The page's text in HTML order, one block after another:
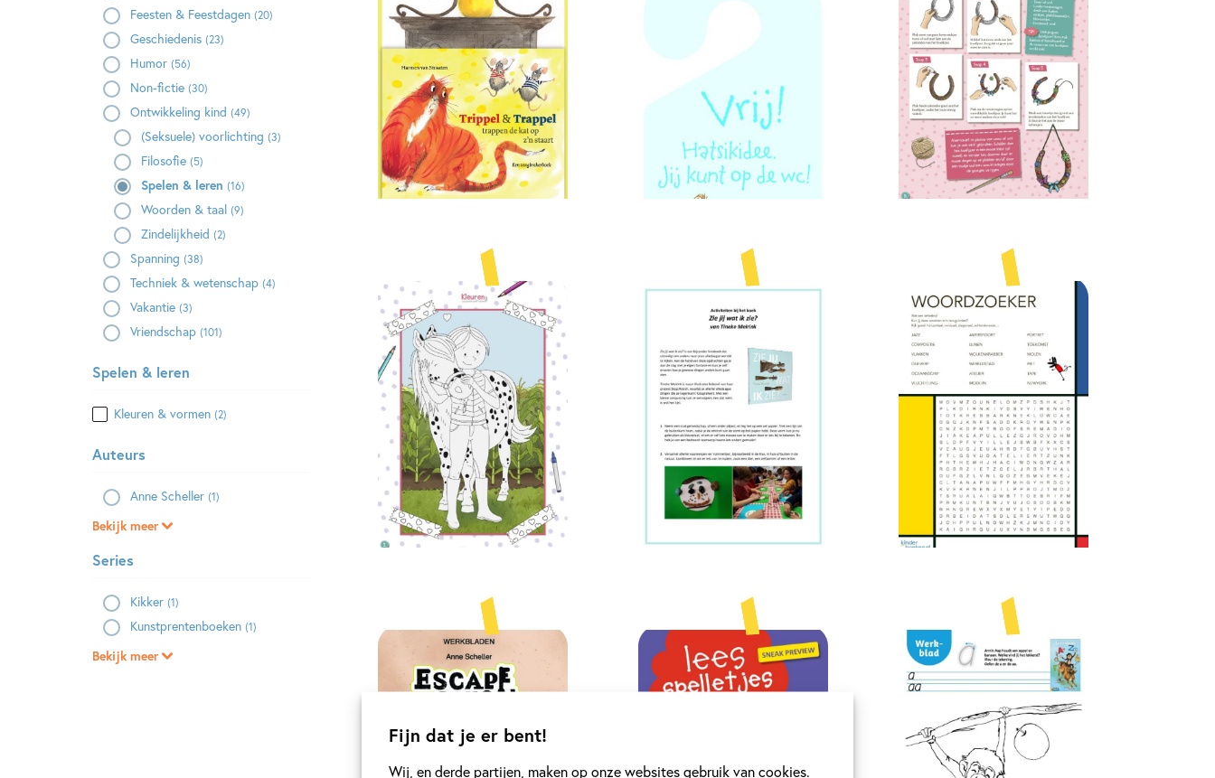
Fijn dat je er bent!
Wij, en derde partijen, maken op onze websites gebruik van cookies.
Feesten & Feestdagen (20)
Geschiedenis (23)
Humor (56)
Non-fictie (30)
Ontwikkeling kind (49)
(Seksuele) voorlichting (3)
Filosofie (5)
Spelen & leren (16)
Woorden & taal (9)
Zindelijkheid (2)
Spanning (38)
Techniek & wetenschap (4)
Vakantie (3)
Vriendschap (101)
Spelen & leren
Kleuren & vormen (2)
Auteurs
Anne Scheller (1)
Bekijk meer
Series
Kikker (1)
Kunstprentenboeken (1)
Bekijk meer